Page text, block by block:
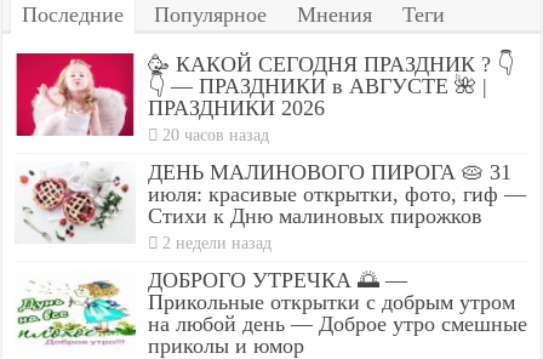
Последние Популярное Мнения Теги
🥳 КАКОЙ СЕГОДНЯ ПРАЗДНИК ? 👇
👇 — ПРАЗДНИКИ в АВГУСТЕ 🌺 |
ПРАЗДНИКИ 2026
20 часов назад
ДЕНЬ МАЛИНОВОГО ПИРОГА 🥧 31
июля: красивые открытки, фото, гиф —
Стихи к Дню малиновых пирожков
2 недели назад
ДОБРОГО УТРЕЧКА 🌅 —
Прикольные открытки с добрым утром
на любой день — Доброе утро смешные
приколы и юмор